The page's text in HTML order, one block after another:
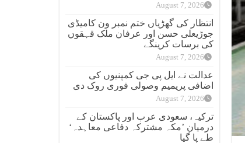
August 7, 2026
انتظار کی گھڑیاں ختم نمبر ون کامیڈی
جوڑیعلی حسن اور عرفان ملک قہقوں
کی برسات کرینگے
August 7, 2026
عدالت نے ایل پی جی کمپنیوں کی
اضافی پریمیم وصولی فوری روک دی
August 7, 2026
ترکیہ، سعودی عرب اور پاکستان کے
درمیان ’مکہ مشترکہ دفاعی معاہدہ‘
طے پا گیا